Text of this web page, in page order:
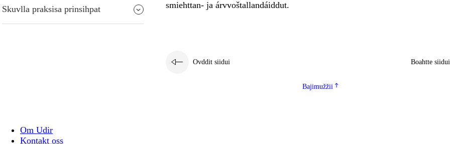
Skuvlla praksisa prinsihpat smiehttan- ja árvvoštallandáiddut.
Ovddit siidui Boahtte siidui
Bajimužžii
Om Udir
Kontakt oss